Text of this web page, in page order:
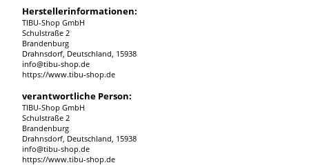
Herstellerinformationen:
TIBU-Shop GmbH
Schulstraße 2
Brandenburg
Drahnsdorf, Deutschland, 15938
info@tibu-shop.de
https://www.tibu-shop.de
verantwortliche Person:
TIBU-Shop GmbH
Schulstraße 2
Brandenburg
Drahnsdorf, Deutschland, 15938
info@tibu-shop.de
https://www.tibu-shop.de